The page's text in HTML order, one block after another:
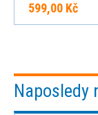
599,00 Kč
Naposledy